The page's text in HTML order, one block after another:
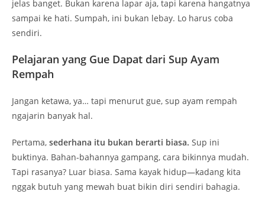
jelas banget. Bukan karena lapar aja, tapi karena hangatnya
sampai ke hati. Sumpah, ini bukan lebay. Lo harus coba
sendiri.
Pelajaran yang Gue Dapat dari Sup Ayam
Rempah
Jangan ketawa, ya… tapi menurut gue, sup ayam rempah
ngajarin banyak hal.
Pertama, sederhana itu bukan berarti biasa. Sup ini
buktinya. Bahan-bahannya gampang, cara bikinnya mudah.
Tapi rasanya? Luar biasa. Sama kayak hidup—kadang kita
nggak butuh yang mewah buat bikin diri sendiri bahagia.